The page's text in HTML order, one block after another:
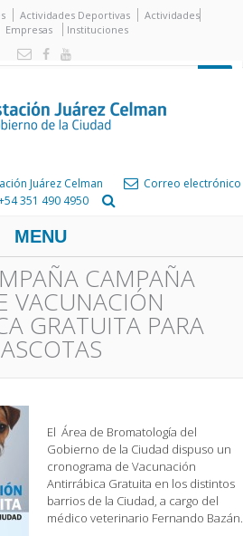
Actividades Deportivas
Actividades
Empresas Instituciones
Juárez Celman
Correo electrónico
351 490 4950
MENU
CAMPAÑA
VACUNACIÓN
GRATUITA PARA
El Área de Bromatología del
Gobierno de la Ciudad dispuso un
cronograma de Vacunación
Antirrábica Gratuita en los distintos
barrios de la Ciudad, a cargo del
médico veterinario Fernando Bazán.